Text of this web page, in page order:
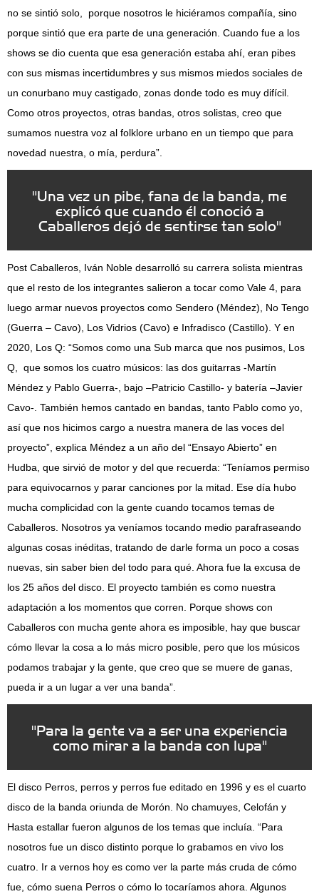
no se sintió solo, porque nosotros le hiciéramos compañía, sino
porque sintió que era parte de una generación. Cuando fue a los
shows se dio cuenta que esa generación estaba ahí, eran pibes
con sus mismas incertidumbres y sus mismos miedos sociales de
un conurbano muy castigado, zonas donde todo es muy difícil.
Como otros proyectos, otras bandas, otros solistas, creo que
sumamos nuestra voz al folklore urbano en un tiempo que para
novedad nuestra, o mía, perdura”.
"Una vez un pibe, fana de la banda, me
explicó que cuando él conoció a
Caballeros dejó de sentirse tan solo"
Post Caballeros, Iván Noble desarrolló su carrera solista mientras
que el resto de los integrantes salieron a tocar como Vale 4, para
luego armar nuevos proyectos como Sendero (Méndez), No Tengo
(Guerra – Cavo), Los Vidrios (Cavo) e Infradisco (Castillo). Y en
2020, Los Q: “Somos como una Sub marca que nos pusimos, Los
Q, que somos los cuatro músicos: las dos guitarras -Martín
Méndez y Pablo Guerra-, bajo –Patricio Castillo- y batería –Javier
Cavo-. También hemos cantado en bandas, tanto Pablo como yo,
así que nos hicimos cargo a nuestra manera de las voces del
proyecto”, explica Méndez a un año del “Ensayo Abierto” en
Hudba, que sirvió de motor y del que recuerda: “Teníamos permiso
para equivocarnos y parar canciones por la mitad. Ese día hubo
mucha complicidad con la gente cuando tocamos temas de
Caballeros. Nosotros ya veníamos tocando medio parafraseando
algunas cosas inéditas, tratando de darle forma un poco a cosas
nuevas, sin saber bien del todo para qué. Ahora fue la excusa de
los 25 años del disco. El proyecto también es como nuestra
adaptación a los momentos que corren. Porque shows con
Caballeros con mucha gente ahora es imposible, hay que buscar
cómo llevar la cosa a lo más micro posible, pero que los músicos
podamos trabajar y la gente, que creo que se muere de ganas,
pueda ir a un lugar a ver una banda”.
"Para la gente va a ser una experiencia
como mirar a la banda con lupa"
El disco Perros, perros y perros fue editado en 1996 y es el cuarto
disco de la banda oriunda de Morón. No chamuyes, Celofán y
Hasta estallar fueron algunos de los temas que incluía. “Para
nosotros fue un disco distinto porque lo grabamos en vivo los
cuatro. Ir a vernos hoy es como ver la parte más cruda de cómo
fue, cómo suena Perros o cómo lo tocaríamos ahora. Algunos